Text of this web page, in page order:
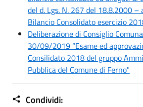
del d. Lgs. N. 267 del 18.8.2000
Bilancio Consolidato esercizio
Deliberazione di Consiglio
30/09/2019 “Esame ed
Consilidato 2018 del gruppo
Pubblica del Comune di Ferno"
Condividi: